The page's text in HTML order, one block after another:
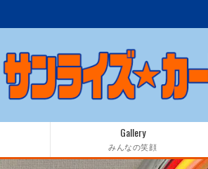
Gallery
みんなの笑顔